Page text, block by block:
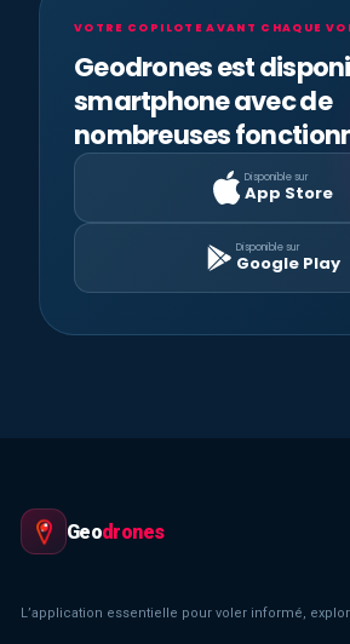
VOTRE COPILOTE AVANT CHAQUE
Geodrones est
smartphone avec de
nombreuses
Disponible sur
App Store
Disponible sur
Google Play
Geodrones
L’application essentielle pour voler informé,